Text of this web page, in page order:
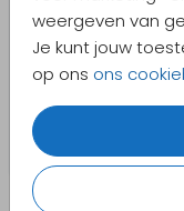
weergeven van
Je kunt jouw
op ons ons